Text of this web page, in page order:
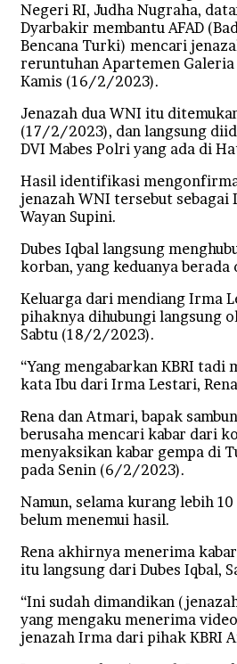
Negeri RI, Judha Nugraha,
Dyarbakir membantu AFAD
Bencana Turki) mencari
reruntuhan Apartemen Galeria
Kamis (16/2/2023).
Jenazah dua WNI itu
(17/2/2023), dan langsung
DVI Mabes Polri yang ada di
Hasil identifikasi
jenazah WNI tersebut sebagai
Wayan Supini.
Dubes Iqbal langsung
korban, yang keduanya berada
Keluarga dari mendiang Irma
pihaknya dihubungi langsung
Sabtu (18/2/2023).
“Yang mengabarkan KBRI tadi
kata Ibu dari Irma Lestari,
Rena dan Atmari, bapak
berusaha mencari kabar dari
menyaksikan kabar gempa di
pada Senin (6/2/2023).
Namun, selama kurang lebih
belum menemui hasil.
Rena akhirnya menerima
itu langsung dari Dubes Iqbal,
“Ini sudah dimandikan
yang mengaku menerima
jenazah Irma dari pihak KBRI